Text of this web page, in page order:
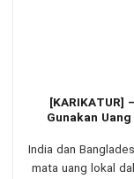
Gunakan
India dan
mata uang lokal